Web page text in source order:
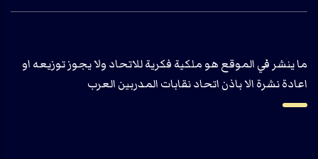
ما ينشر في الموقع هو ملكية فكرية للاتحاد ولا يجوز توزيعه او
اعادة نشرة الا باذن اتحاد نقابات المدربين العرب